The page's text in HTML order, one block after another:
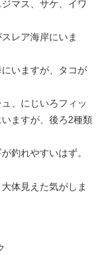
マス、サケ、イワ
レア海岸にいま
いますが、タコが
、にじいろフィッ
ますが、後ろ2種類
釣れやすいはず。
体見えた気がしま